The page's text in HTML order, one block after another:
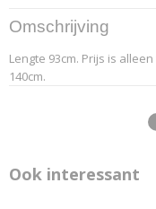
Productcode leverancier
3.2
Afmetingen (l,b,h)
93 x 140 x 0 cm
Omschrijving
Lengte 93cm. Prijs is
140cm.
Ook interessant